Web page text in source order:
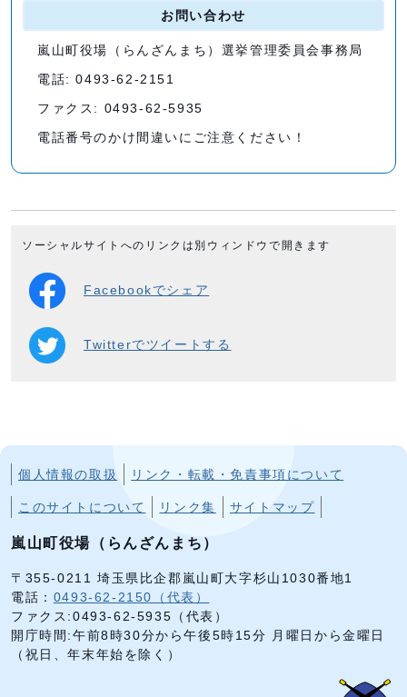
お問い合わせ
嵐山町役場（らんざんまち）選挙管理委員会事務局
電話: 0493-62-2151
ファクス: 0493-62-5935
電話番号のかけ間違いにご注意ください！
ソーシャルサイトへのリンクは別ウィンドウで開きます
Facebookでシェア
Twitterでツイートする
個人情報の取扱 リンク・転載・免責事項について
このサイトについて リンク集 サイトマップ
嵐山町役場（らんざんまち）
〒355-0211 埼玉県比企郡嵐山町大字杉山1030番地1
電話： 0493-62-2150（代表）
ファクス:0493-62-5935（代表）
開庁時間:午前8時30分から午後5時15分 月曜日から金曜日
（祝日、年末年始を除く）